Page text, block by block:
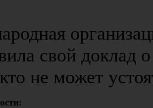
свой доклад
не может